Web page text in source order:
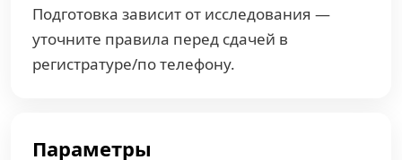
Подготовка зависит от исследования —
уточните правила перед сдачей в
регистратуре/по телефону.
Параметры